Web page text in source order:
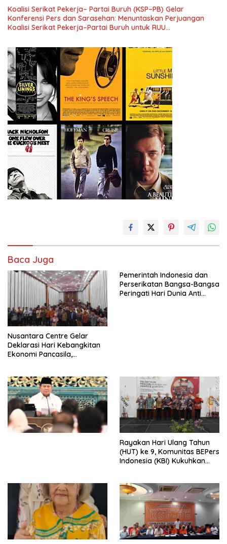
Koalisi Serikat Pekerja– Partai Buruh (KSP–PB) Gelar
Konferensi Pers dan Sarasehan: Menuntaskan Perjuangan
Koalisi Serikat Pekerja–Partai Buruh untuk RUU
Baca Juga
Nusantara Centre Gelar
Deklarasi Hari Kebangkitan
Ekonomi Pancasila,
Penjajahan (Pergolakan
Ekonomi Politik Indonesia) &
Simposium Nasional “Urgensi
Undang-Undang
Perekonomian Nasional dan
Kesejahteraan Sosial dalam
Pemerintah Indonesia dan
Perserikatan Bangsa-Bangsa
Peringati Hari Dunia Anti
Rayakan Hari Ulang Tahun
(HUT) ke 9, Komunitas BEPers
Indonesia (KBI) Kukuhkan
Tema: “Penguatan dan
Pengembangan Organisasi
KBI yang Berbasis Riset di
seluruh Indonesia dan
Mancanegara”.